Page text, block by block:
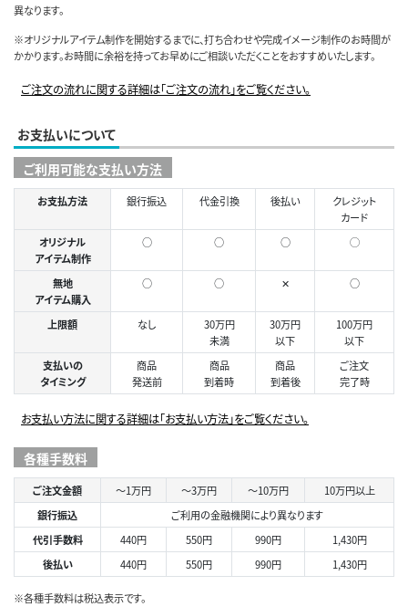
異なります。
※オリジナルアイテム制作を開始するまでに、打ち合わせや完成イメージ制作のお時間が
かかります。お時間に余裕を持ってお早めにご相談いただくことをおすすめいたします。
ご注文の流れに関する詳細は「ご注文の流れ」をご覧ください。
お支払いについて
ご利用可能な支払い方法
お支払方法 銀行振込 代金引換 後払い
クレジット
カード
オリジナル
アイテム制作
○ ○ ○ ◯
無地
アイテム購入
○ ○ ✕ ○
上限額 なし
30万円
未満
30万円
以下
100万円
以下
支払いの
タイミング
商品
発送前
商品
到着時
商品
到着後
ご注文
完了時
お支払い方法に関する詳細は「お支払い方法」をご覧ください。
各種手数料
ご注文金額 ～1万円 ～3万円 ～10万円
10万円以上
銀行振込
ご利用の金融機関により異なります
代引手数料
440円 550円 990円
1,430円
後払い
440円 550円 990円 1,430円
※各種手数料は税込表示です。